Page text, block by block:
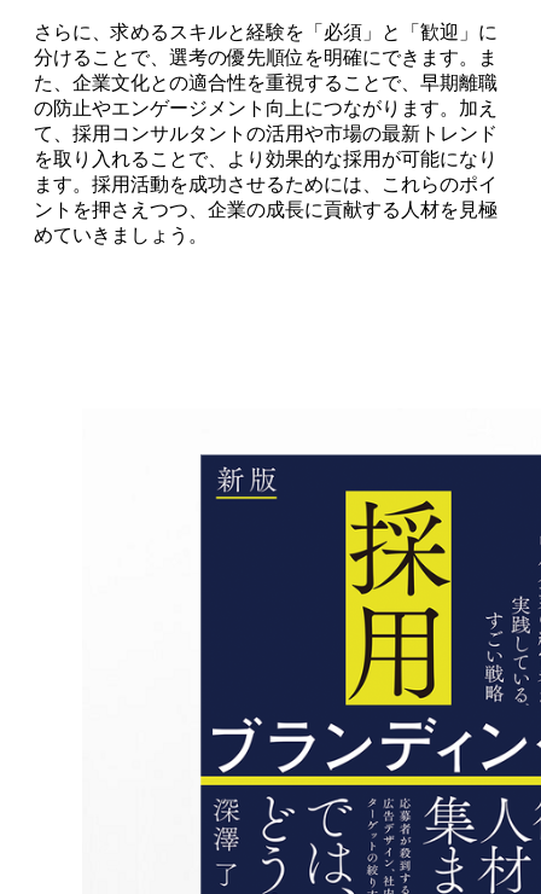
さらに、求めるスキルと経験を「必須」と「歓迎」に
分けることで、選考の優先順位を明確にできます。ま
た、企業文化との適合性を重視することで、早期離職
の防止やエンゲージメント向上につながります。加え
て、採用コンサルタントの活用や市場の最新トレンド
を取り入れることで、より効果的な採用が可能になり
ます。採用活動を成功させるためには、これらのポイ
ントを押さえつつ、企業の成長に貢献する人材を見極
めていきましょう。